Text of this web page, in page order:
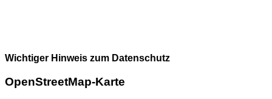
Wichtiger Hinweis zum Datenschutz
OpenStreetMap-Karte